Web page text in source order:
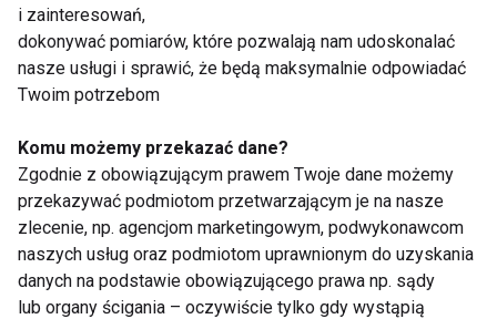
[-------]
Kilka przykładowych ćwiczeń
Klasyczne ćwiczenie mobilizacji kręgosłupa,
i zainteresowań,
dokonywać pomiarów, które pozwalają nam udoskonalać
nasze usługi i sprawić, że będą maksymalnie odpowiadać
Twoim potrzebom
Komu możemy przekazać dane?
Zgodnie z obowiązującym prawem Twoje dane możemy
przekazywać podmiotom przetwarzającym je na nasze
zlecenie, np. agencjom marketingowym, podwykonawcom
naszych usług oraz podmiotom uprawnionym do uzyskania
danych na podstawie obowiązującego prawa np. sądy
lub organy ścigania – oczywiście tylko gdy wystąpią